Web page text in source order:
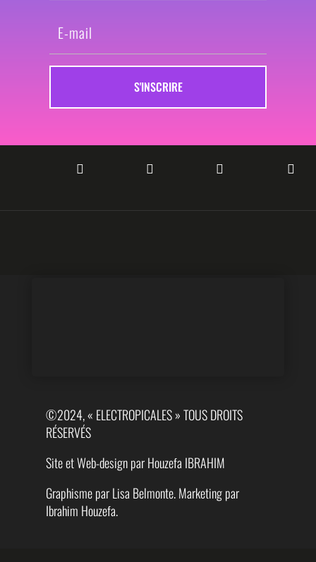
S'INSCRIRE
   
©2024, « ELECTROPICALES » TOUS DROITS
RÉSERVÉS
Site et Web-design par Houzefa IBRAHIM
Graphisme par Lisa Belmonte. Marketing par
Ibrahim Houzefa.